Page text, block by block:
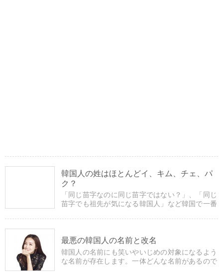
韓国人の姓はほとんどイ、キム、チェ、パ
ク？
「同じ苗字なのに同じ苗字ではない？」、「同じ
苗字でも祖先が気になる韓国人」など韓国で一番
ています。
最悪の韓国人の名前と改名
韓国人の名前にも笑いやいじめの対象になるよう
な名前が存在します。一体どんな名前があるので